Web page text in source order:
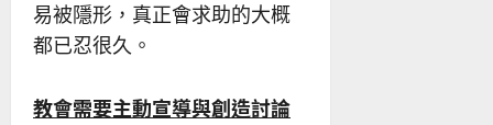
易被隱形，真正會求助的大概
都已忍很久。
教會需要主動宣導與創造討論